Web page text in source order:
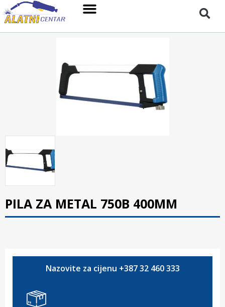
PILA ZA METAL 750B 400MM
Nazovite za cijenu +387 32 460 333